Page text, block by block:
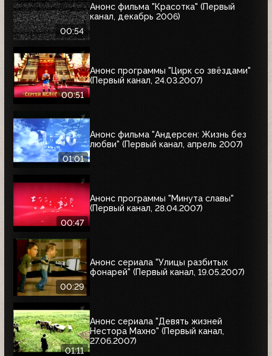
00:54
Анонс фильма "Красотка" (Первый
канал, декабрь 2006)
00:51
Анонс программы "Цирк со звёздами"
(Первый канал, 24.03.2007)
01:01
Анонс фильма "Андерсен: Жизнь без
любви" (Первый канал, апрель 2007)
00:47
Анонс программы "Минута славы"
(Первый канал, 28.04.2007)
00:29
Анонс сериала "Улицы разбитых
фонарей" (Первый канал, 19.05.2007)
01:11
Анонс сериала "Девять жизней
Нестора Махно" (Первый канал,
27.06.2007)